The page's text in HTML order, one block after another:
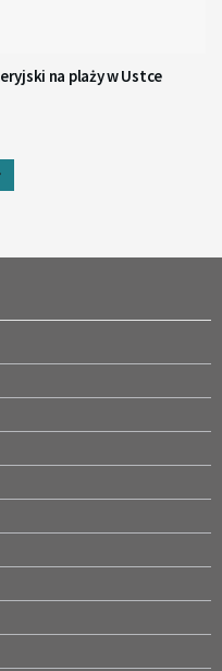
na plaży w Ustce